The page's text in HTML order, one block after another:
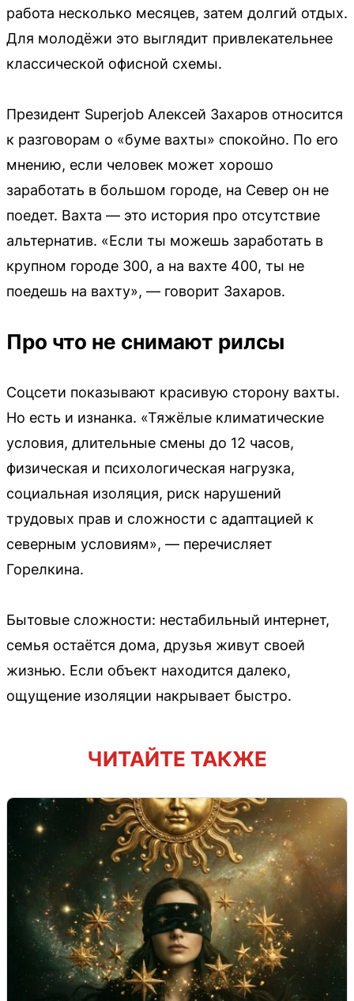
работа несколько месяцев, затем долгий отдых.
Для молодёжи это выглядит привлекательнее
классической офисной схемы.
Президент Superjob Алексей Захаров относится
к разговорам о «буме вахты» спокойно. По его
мнению, если человек может хорошо
заработать в большом городе, на Север он не
поедет. Вахта — это история про отсутствие
альтернатив. «Если ты можешь заработать в
крупном городе 300, а на вахте 400, ты не
поедешь на вахту», — говорит Захаров.
Про что не снимают рилсы
Соцсети показывают красивую сторону вахты.
Но есть и изнанка. «Тяжёлые климатические
условия, длительные смены до 12 часов,
физическая и психологическая нагрузка,
социальная изоляция, риск нарушений
трудовых прав и сложности с адаптацией к
северным условиям», — перечисляет
Горелкина.
Бытовые сложности: нестабильный интернет,
семья остаётся дома, друзья живут своей
жизнью. Если объект находится далеко,
ощущение изоляции накрывает быстро.
ЧИТАЙТЕ ТАКЖЕ